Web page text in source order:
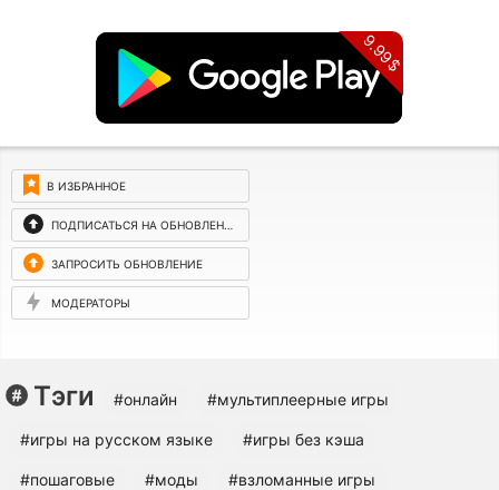
9.99$
В ИЗБРАННОЕ
ПОДПИСАТЬСЯ НА ОБНОВЛЕНИЯ
ЗАПРОСИТЬ ОБНОВЛЕНИЕ
МОДЕРАТОРЫ
Тэги #онлайн #мультиплеерные игры
#игры на русском языке #игры без кэша
#пошаговые #моды #взломанные игры